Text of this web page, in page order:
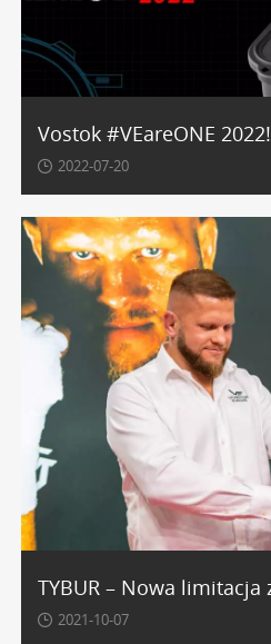
Vostok #VEareONE 2022!
2022-07-20
2021-10-07